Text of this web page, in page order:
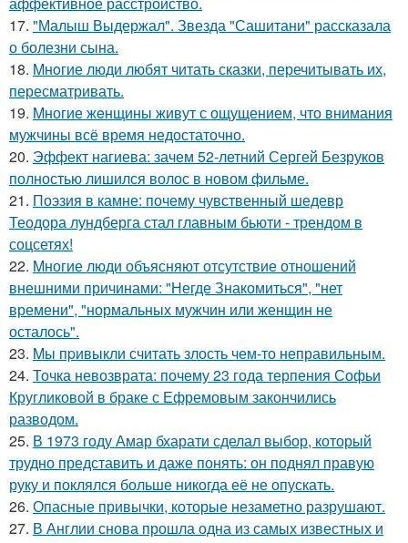
17. "Малыш Выдержал". Звезда "Сашитани" рассказала
о болезни сына.
18. Mнoгие люди любят читать сказки, перечитывать их,
пересматривать.
19. Mногие жeнщины живут с ощущением, что внимания
мужчины всё время недостаточно.
20. Эффект нагиева: зачем 52-летний Сергей Безруков
полностью лишился волос в новом фильме.
21. Поэзия в камне: почему чувственный шедевр
Теодора лундберга стал главным бьюти - трендом в
соцсетях!
22. Mногие люди объясняют отсутствие отношений
внешними причинами: "Негде Знакомиться", "нет
времени", "нормальных мужчин или женщин не
осталось".
23. Mы пpивыкли считать злость чем-то неправильным.
24. Точка невозврата: почему 23 года терпения Софьи
Кругликовой в браке с Ефремовым закончились
разводом.
25. В 1973 году Амар бхарати сделал выбор, который
трудно представить и даже понять: он поднял правую
руку и поклялся больше никогда её не опускать.
26. Опасные привычки, которые незаметно разрушают.
27. В Англии снова прошла одна из самых известных и